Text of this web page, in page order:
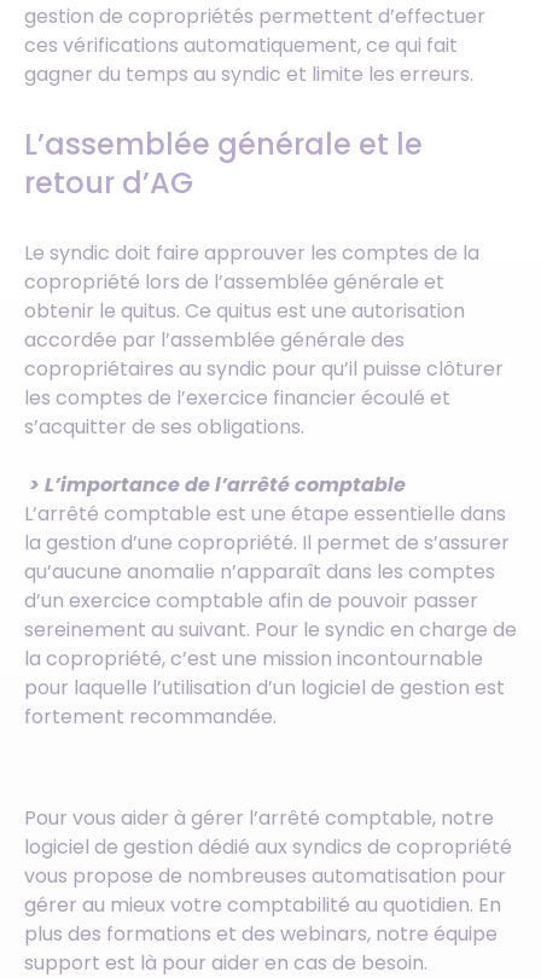
gestion de copropriétés permettent d’effectuer
ces vérifications automatiquement, ce qui fait
gagner du temps au syndic et limite les erreurs.
L’assemblée générale et le
retour d’AG
Le syndic doit faire approuver les comptes de la
copropriété lors de l’assemblée générale et
obtenir le quitus. Ce quitus est une autorisation
accordée par l’assemblée générale des
copropriétaires au syndic pour qu’il puisse clôturer
les comptes de l’exercice financier écoulé et
s’acquitter de ses obligations.
> L’importance de l’arrêté comptable
L’arrêté comptable est une étape essentielle dans
la gestion d’une copropriété. Il permet de s’assurer
qu’aucune anomalie n’apparaît dans les comptes
d’un exercice comptable afin de pouvoir passer
sereinement au suivant. Pour le syndic en charge de
la copropriété, c’est une mission incontournable
pour laquelle l’utilisation d’un logiciel de gestion est
fortement recommandée.
Pour vous aider à gérer l’arrêté comptable, notre
logiciel de gestion dédié aux syndics de copropriété
vous propose de nombreuses automatisation pour
gérer au mieux votre comptabilité au quotidien. En
plus des formations et des webinars, notre équipe
support est là pour aider en cas de besoin.